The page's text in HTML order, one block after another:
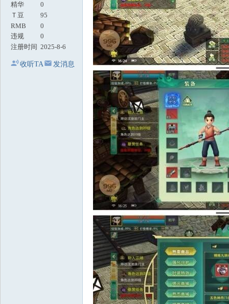
精华
0
Ｔ豆
95
RMB
0
违规
0
注册时间 2025-8-6
收听TA 发消息